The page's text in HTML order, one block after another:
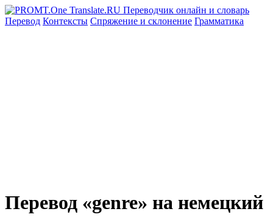
Перевод Контексты Спряжение и склонение Грамматика
Перевод «genre» на немецкий